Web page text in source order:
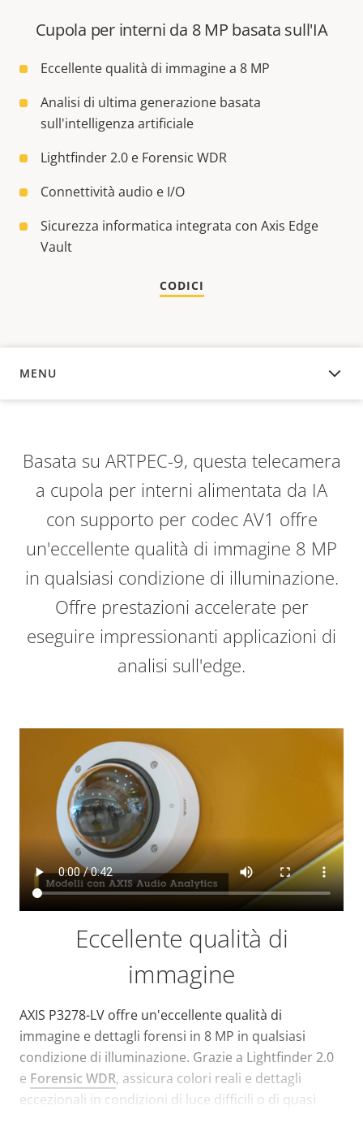
Cupola per interni da 8 MP basata sull'IA
Eccellente qualità di immagine a 8 MP
Analisi di ultima generazione basata
sull'intelligenza artificiale
Lightfinder 2.0 e Forensic WDR
Connettività audio e I/O
Sicurezza informatica integrata con Axis Edge
Vault
CODICI
MENU
PANORAMICA
Basata su ARTPEC-9, questa telecamera
a cupola per interni alimentata da IA
con supporto per codec AV1 offre
un'eccellente qualità di immagine 8 MP
in qualsiasi condizione di illuminazione.
Offre prestazioni accelerate per
eseguire impressionanti applicazioni di
analisi sull'edge.
Eccellente qualità di
immagine
AXIS P3278-LV offre un'eccellente qualità di
immagine e dettagli forensi in 8 MP in qualsiasi
condizione di illuminazione. Grazie a Lightfinder 2.0
e Forensic WDR, assicura colori reali e dettagli
eccezionali in condizioni di luce difficili o di quasi